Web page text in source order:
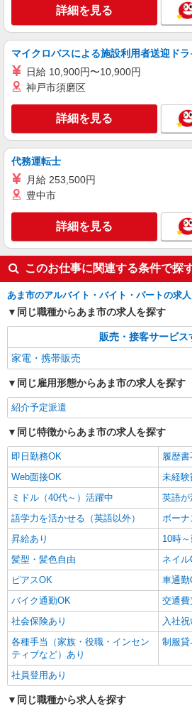
詳細を見る
マイクロバスによる施設利用者送迎ド
日給 10,900円〜10,900円
神戸市須磨区
詳細を見る
代務運転士
月給 253,500円
豊中市
詳細を見る
このお仕事に関連する条件で探
あま市のアルバイト・バイト・パートの求
同じ職種からあま市の求人を探す
販売・接客サービス
家電・携帯販売
同じ雇用形態からあま市の求人を探す
紹介予定派遣
同じ特徴からあま市の求人を探す
即日勤務OK
履歴
Web面接OK
未経験
ミドル（40代～）活躍中
英語が
語学力を活かせる（英語以外）
ボーナ
昇給あり
10時
髪型・髪色自由
ネイル
ピアスOK
車通勤
バイク通勤OK
交通費
社会保険あり
入社祝
各種手当（家族・役職・インセン
ティブなど）あり
制服貸
社員登用あり
同じ職種から求人を探す